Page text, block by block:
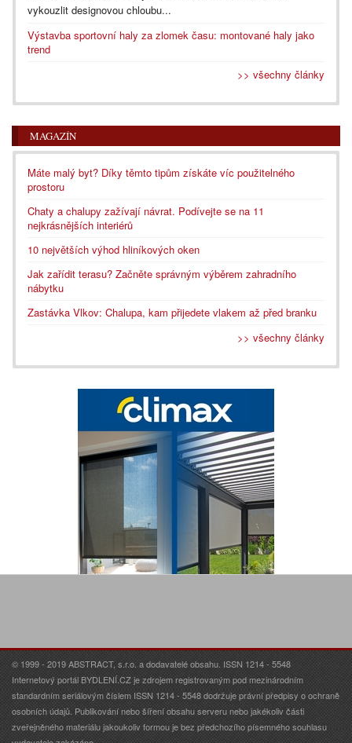
vykouzlit designovou chloubu...
Výstavba sportovní haly za zlomek času: montované haly jako
trend
>> všechny články
MAGAZÍN
Máte malý byt? Díky těmto tipům získáte víc použitelného
prostoru
Chaty a chalupy zažívají návrat. Podívejte se na 11
nejkrásnějších interiérů
10 největších výhod hliníkových oken
Jak zařídit terasu? Začněte správným výběrem zahradního
nábytku
Zastávka Vlkov: Chalupa, kam přijedete vlakem až před branku
>> všechny články
© 1999 - 2019 ABSTRACT, s.r.o. a dodavatelé obsahu. ISSN 1214 - 5548
Internetový portál BYDLENÍ.CZ je zdrojem registrovaným pod mezinárodním
standardním seriálovým číslem ISSN 1214 - 5548 dodržuje právní předpisy o ochraně
osobních údajů. Publikování nebo šíření obsahu serveru nebo jakékoliv části
zveřejněného materiálu jakoukoliv formou je bez předchozího písemného souhlasu